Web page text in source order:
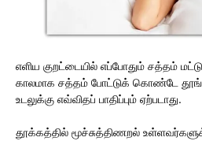
எளிய குறட்டையில் எப்போதும் சத்தம்
காலமாக சத்தம் போட்டுக் கொண்டே
உடலுக்கு எவ்விதப் பாதிப்பும் ஏற்படாது.
தூக்கத்தில் மூச்சுத்திணறல்